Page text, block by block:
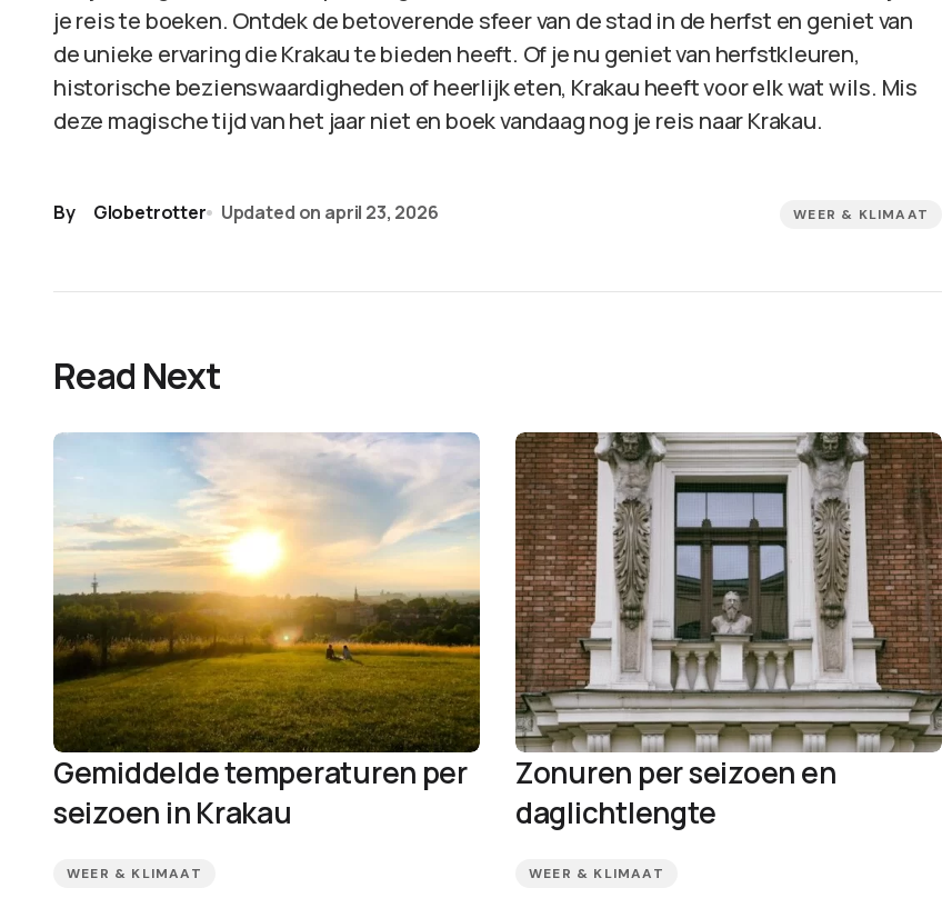
je reis te boeken. Ontdek de betoverende sfeer van de stad in de herfst en geniet van
de unieke ervaring die Krakau te bieden heeft. Of je nu geniet van herfstkleuren,
historische bezienswaardigheden of heerlijk eten, Krakau heeft voor elk wat wils. Mis
deze magische tijd van het jaar niet en boek vandaag nog je reis naar Krakau.
By Globetrotter Updated on april 23, 2026 WEER & KLIMAAT
Read Next
Gemiddelde temperaturen per
seizoen in Krakau
WEER & KLIMAAT
Zonuren per seizoen en
daglichtlengte
WEER & KLIMAAT